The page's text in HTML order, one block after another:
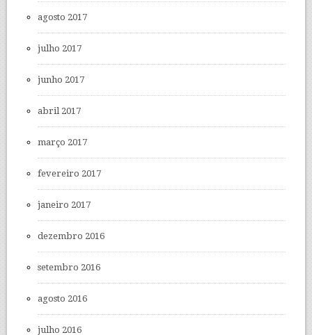
agosto 2017
julho 2017
junho 2017
abril 2017
março 2017
fevereiro 2017
janeiro 2017
dezembro 2016
setembro 2016
agosto 2016
julho 2016